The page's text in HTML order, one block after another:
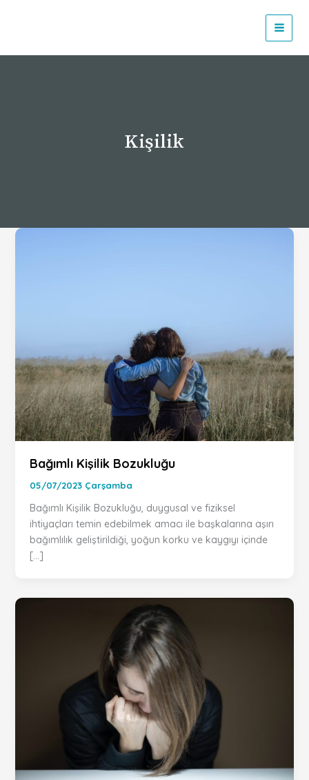
Kişilik
Bağımlı Kişilik Bozukluğu
05/07/2023 Çarşamba
Bağımlı Kişilik Bozukluğu, duygusal ve fiziksel
ihtiyaçları temin edebilmek amacı ile başkalarına aşırı
bağımlılık geliştirildiği, yoğun korku ve kaygıyı içinde
[…]